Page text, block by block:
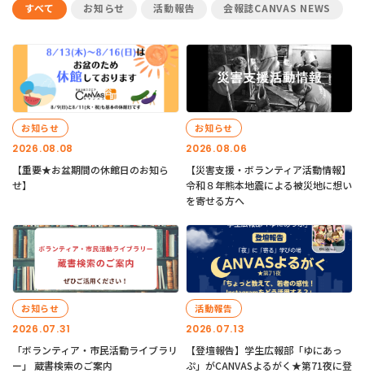
すべて お知らせ 活動報告 会報誌CANVAS NEWS
2026.08.08
お知らせ
【重要★お盆期間の休館日のお知ら
せ】
2026.08.06
お知らせ
【災害支援・ボランティア活動情報】
令和８年熊本地震による被災地に想い
を寄せる方へ
2026.07.31
お知らせ
「ボランティア・市民活動ライブラリ
ー」 蔵書検索のご案内
2026.07.13
活動報告
【登壇報告】学生広報部「ゆにあっ
ぷ」がCANVASよるがく★第71夜に登